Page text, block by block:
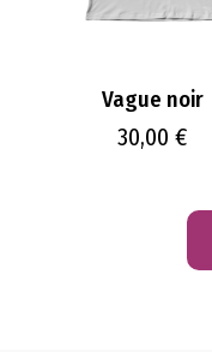
Vague noir
30,00€